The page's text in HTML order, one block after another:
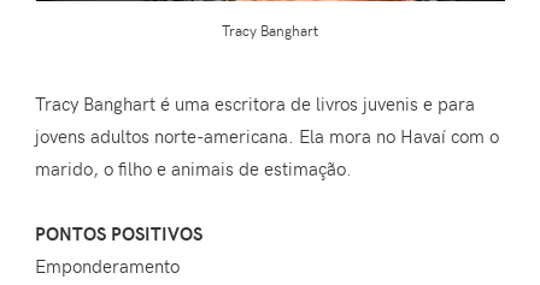
Tracy Banghart
Tracy Banghart é uma escritora de livros juvenis e para
jovens adultos norte-americana. Ela mora no Havaí com o
marido, o filho e animais de estimação.
PONTOS POSITIVOS
Emponderamento